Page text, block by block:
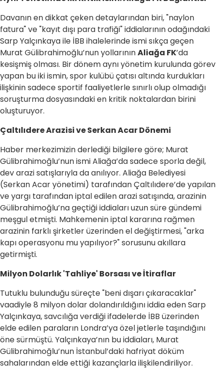
Davanın en dikkat çeken detaylarından biri, "naylon
fatura" ve "kayıt dışı para trafiği" iddialarının odağındaki
Sarp Yalçınkaya ile İBB ihalelerinde ismi sıkça geçen
Murat Gülibrahimoğlu’nun yollarınınAliağa FK’da
kesişmiş olması. Bir dönem aynı yönetim kurulunda görev
yapan bu iki ismin, spor kulübü çatısı altında kurdukları
ilişkinin sadece sportif faaliyetlerle sınırlı olup olmadığı
soruşturma dosyasındaki en kritik noktalardan birini
oluşturuyor.
Çaltılıdere Arazisi ve Serkan Acar Dönemi
Haber merkezimizin derlediği bilgilere göre; Murat
Gülibrahimoğlu’nun ismi Aliağa’da sadece sporla değil,
dev arazi satışlarıyla da anılıyor. Aliağa Belediyesi
(Serkan Acar yönetimi) tarafından Çaltılıdere’de yapılan
ve yargı tarafından iptal edilen arazi satışında, arazinin
Gülibrahimoğlu’na geçtiği iddiaları uzun süre gündemi
meşgul etmişti. Mahkemenin iptal kararına rağmen
arazinin farklı şirketler üzerinden el değiştirmesi, "arka
kapı operasyonu mu yapılıyor?" sorusunu akıllara
getirmişti.
Milyon Dolarlık 'Tahliye' Borsası ve İtiraflar
Tutuklu bulunduğu süreçte "beni dışarı çıkaracaklar"
vaadiyle 8 milyon dolar dolandırıldığını iddia eden Sarp
Yalçınkaya, savcılığa verdiği ifadelerde İBB üzerinden
elde edilen paraların Londra’ya özel jetlerle taşındığını
öne sürmüştü. Yalçınkaya’nın bu iddiaları, Murat
Gülibrahimoğlu’nun İstanbul’daki hafriyat döküm
sahalarından elde ettiği kazançlarla ilişkilendiriliyor.